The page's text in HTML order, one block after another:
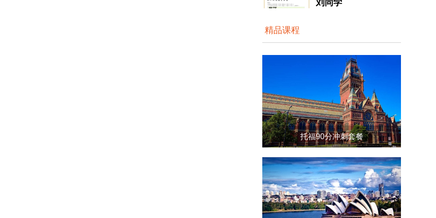
王同学
大洋雅思入学测评成...
孟同学
...
大洋雅思入学测评成...
李同学
精品课程
托福90分冲刺套餐